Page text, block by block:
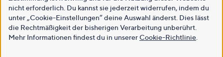
nicht erforderlich. Du kannst sie jederzeit widerrufen, indem du
unter „Cookie-Einstellungen“ deine Auswahl änderst. Dies lässt
die Rechtmäßigkeit der bisherigen Verarbeitung unberührt.
Mehr Informationen findest du in unsererCookie-Richtlinie